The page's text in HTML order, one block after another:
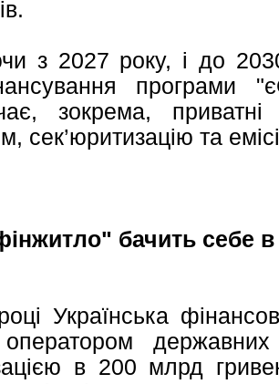
з 2027 року, і до
програми
зокрема,
сек’юритизацію та
бачить себе в
Українська
в 200 млрд